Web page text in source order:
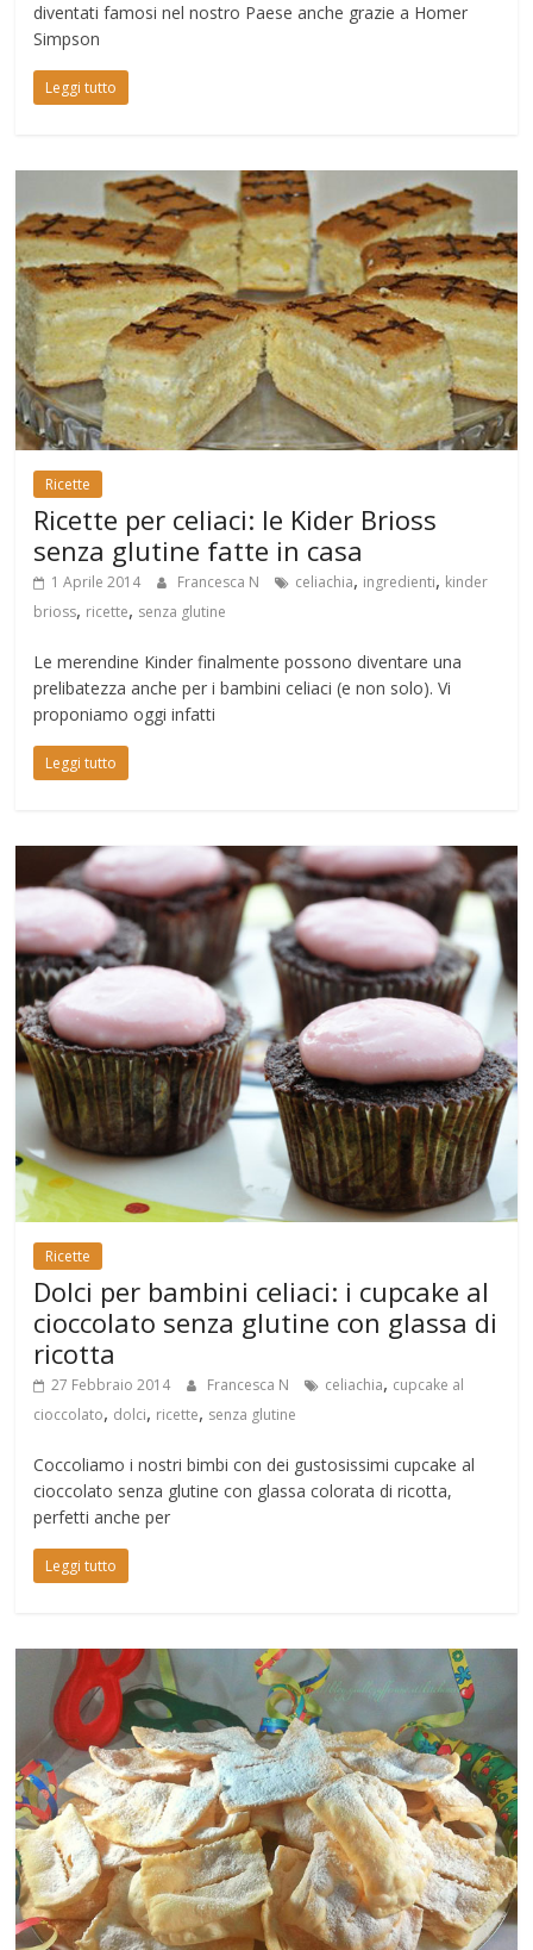
diventati famosi nel nostro Paese anche grazie a Homer
Simpson
Leggi tutto
Ricette
Ricette per celiaci: le Kider Brioss
senza glutine fatte in casa
1 Aprile 2014 Francesca N celiachia, ingredienti, kinder
brioss, ricette, senza glutine
Le merendine Kinder finalmente possono diventare una
prelibatezza anche per i bambini celiaci (e non solo). Vi
proponiamo oggi infatti
Leggi tutto
Ricette
Dolci per bambini celiaci: i cupcake al
cioccolato senza glutine con glassa di
ricotta
27 Febbraio 2014 Francesca N celiachia, cupcake al
cioccolato, dolci, ricette, senza glutine
Coccoliamo i nostri bimbi con dei gustosissimi cupcake al
cioccolato senza glutine con glassa colorata di ricotta,
perfetti anche per
Leggi tutto